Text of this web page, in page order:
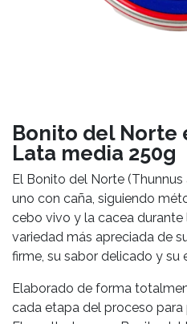
Bonito del Norte
Lata media 250g
El Bonito del Norte
uno con caña, siguiendo
cebo vivo y la cacea durante
variedad más apreciada de
firme, su sabor delicado y su
Elaborado de forma
cada etapa del proceso